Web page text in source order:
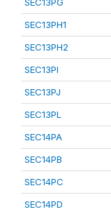
SEC13PH1
SEC13PH2
SEC13PI
SEC13PJ
SEC13PL
SEC14PA
SEC14PB
SEC14PC
SEC14PD